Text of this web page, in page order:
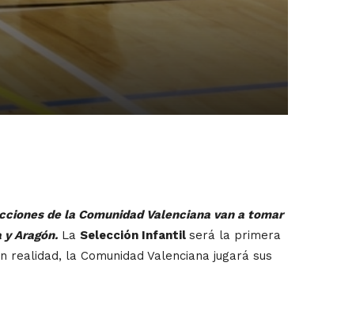
de la Comunidad Valenciana van a tomar
Aragón.La Selección Infantil será la primera
la Comunidad Valenciana jugará sus